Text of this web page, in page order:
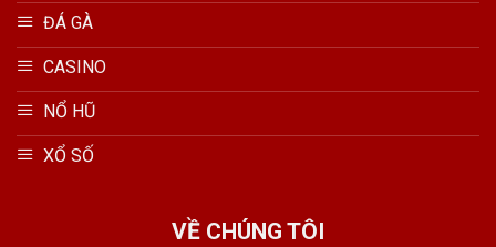
ĐÁ GÀ
CASINO
NỔ HŨ
XỔ SỐ
VỀ CHÚNG TÔI